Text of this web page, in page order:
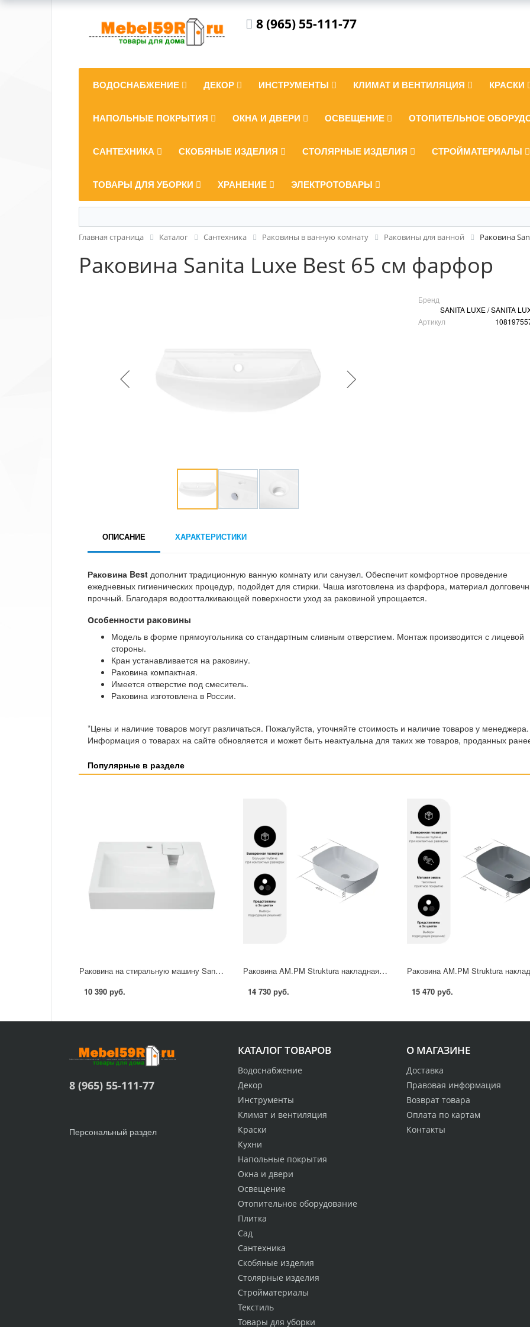
8 (965) 55-111-77
ВОДОСНАБЖЕНИЕ ДЕКОР ИНСТРУМЕНТЫ КЛИМАТ И ВЕНТИЛЯЦИЯ КРАСКИ
НАПОЛЬНЫЕ ПОКРЫТИЯ ОКНА И ДВЕРИ ОСВЕЩЕНИЕ ОТОПИТЕЛЬНОЕ
САНТЕХНИКА СКОБЯНЫЕ ИЗДЕЛИЯ СТОЛЯРНЫЕ ИЗДЕЛИЯ СТРОЙМАТЕРИАЛЫ
ТОВАРЫ ДЛЯ УБОРКИ ХРАНЕНИЕ ЭЛЕКТРОТОВАРЫ
Главная страница Каталог Сантехника Раковины в ванную комнату Раковины для ванной Раковина
Раковина Sanita Luxe Best 65 см фарфор
Бренд
SANITA LUXE / SANITA
Артикул
ОПИСАНИЕ ХАРАКТЕРИСТИКИ
Раковина Best дополнит традиционную ванную комнату или санузел. Обеспечит комфортное проведение
ежедневных гигиенических процедур, подойдет для стирки. Чаша изготовлена из фарфора, материал
прочный. Благодаря водоотталкивающей поверхности уход за раковиной упрощается.
Особенности раковины
Модель в форме прямоугольника со стандартным сливным отверстием. Монтаж производится с лицевой
стороны.
Кран устанавливается на раковину.
Раковина компактная.
Имеется отверстие под смеситель.
Раковина изготовлена в России.
*Цены и наличие товаров могут различаться. Пожалуйста, уточняйте стоимость и наличие товаров у менеджера.
Информация о товарах на сайте обновляется и может быть неактуальна для таких же товаров, проданных
Популярные в разделе
Раковина на стиральную машину Sanita Luxe Space 55
10 390 руб.
Раковина AM.PM Struktura накладная 45 см цвет белый
14 730 руб. 15 470 руб.
О МАГАЗИНЕ
Доставка
Правовая информация
Возврат товара
Оплата по картам
Контакты
КАТАЛОГ ТОВАРОВ
Водоснабжение
Декор
Инструменты
Климат и вентиляция
Краски
Кухни
Напольные покрытия
Окна и двери
Освещение
Отопительное оборудование
Плитка
Сад
Сантехника
Скобяные изделия
Столярные изделия
Стройматериалы
Текстиль
Товары для уборки
8 (965) 55-111-77
Персональный раздел